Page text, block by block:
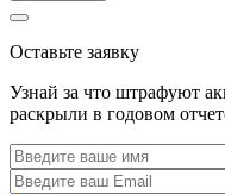
Оставьте заявку
Узнай за что штрафуют
раскрыли в годовом